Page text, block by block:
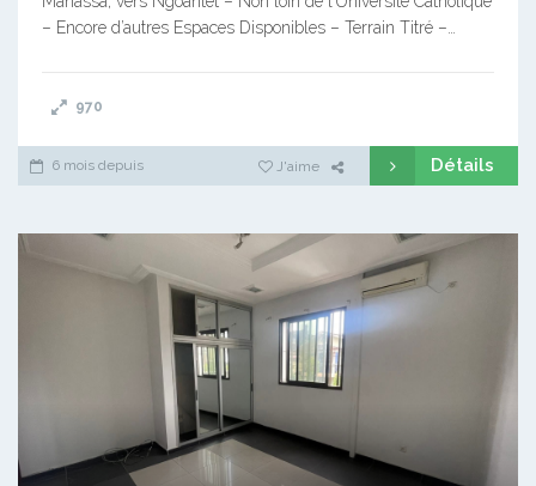
– Encore d’autres Espaces Disponibles – Terrain Titré –…
970
6 mois depuis J'aime Détails